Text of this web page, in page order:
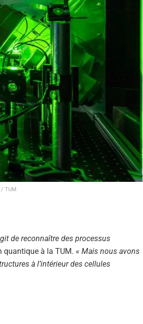
/ TUM
de reconnaître des processus
quantique à la TUM. « Mais nous avons
à l’intérieur des cellules